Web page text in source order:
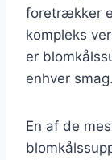
foretrækker
kompleks
er
enhver smag.
En af de